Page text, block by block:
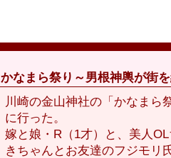
かなまら祭り～男根神輿が街
川崎の金山神社の「かなまら
に行った。
嫁と娘・R（1才）と、美人
きちゃんとお友達のフジモリ